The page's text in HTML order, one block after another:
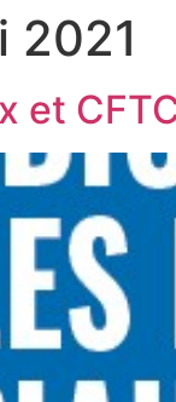
2021
et